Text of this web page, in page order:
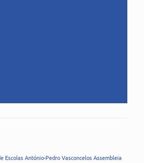
EscolasAntónio-Pedro VasconcelosAssembleia